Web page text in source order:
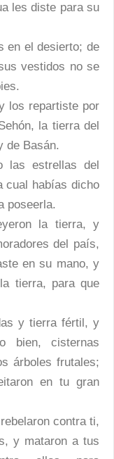
les diste para su
en el desierto; de
vestidos no se
los repartiste por
la tierra del
de Basán.
las estrellas del
cual habías dicho
poseerla.
la tierra, y
del país,
en su mano, y
tierra, para que
y tierra fértil, y
bien, cisternas
árboles frutales;
en tu gran
contra ti,
y mataron a tus